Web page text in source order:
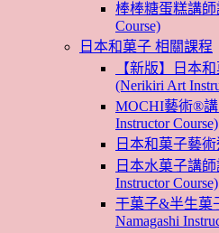
棒棒糖蛋糕講師
Course)
日本和菓子 相關課程
【新版】日本
(Nerikiri Art
MOCHI藝術®
Instructor Course)
日本和菓子藝
日本水菓子講
Instructor Course)
干菓子&半生菓
Namagashi